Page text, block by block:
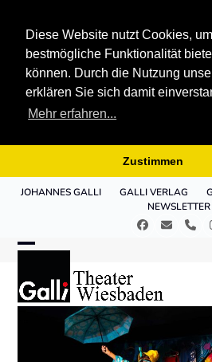
Diese Website nutzt Cookies,
bestmögliche Funktionalität
können. Durch die Nutzung
erklären Sie sich damit
Mehr erfahren...
Zustimmen
JOHANNES GALLI GALLI VERLAG
NEWSLETTER
Facebook
E-
mobile
menu
mobile
menu